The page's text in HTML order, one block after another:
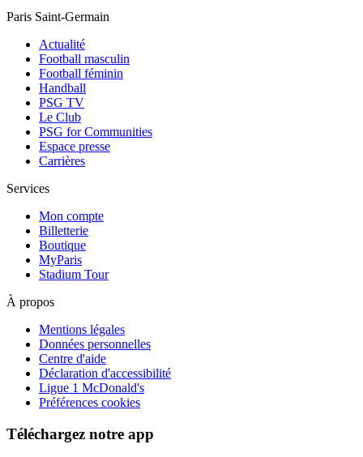
Paris Saint-Germain
Actualité
Football masculin
Football féminin
Handball
PSG TV
Le Club
PSG for Communities
Espace presse
Carrières
Services
Mon compte
Billetterie
Boutique
MyParis
Stadium Tour
À propos
Mentions légales
Données personnelles
Centre d'aide
Déclaration d'accessibilité
Ligue 1 McDonald's
Préférences cookies
Téléchargez notre app